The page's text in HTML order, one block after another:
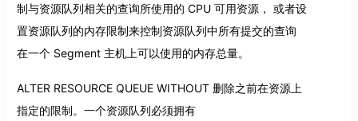
制与资源队列相关的查询所使用的 CPU 可用资源， 或者设
置资源队列的内存限制来控制资源队列中所有提交的查询
在一个 Segment 主机上可以使用的内存总量。
ALTER RESOURCE QUEUE WITHOUT 删除之前在资源上
指定的限制。一个资源队列必须拥有